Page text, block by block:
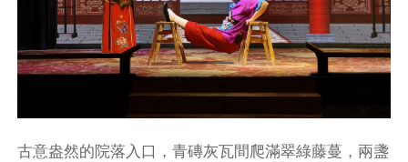
古意盎然的院落入口，青磚灰瓦間爬滿翠綠藤蔓，兩盞